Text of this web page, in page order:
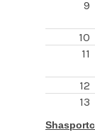
9
10
11
12
13